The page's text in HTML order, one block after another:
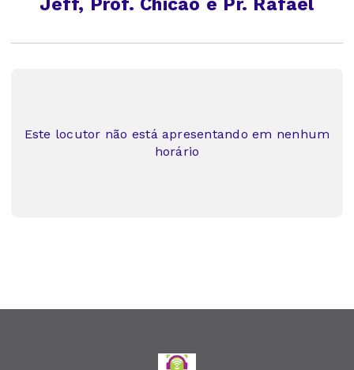
Jeff, Prof. Chicão e Pr. Rafael
Este locutor não está apresentando em nenhum
horário